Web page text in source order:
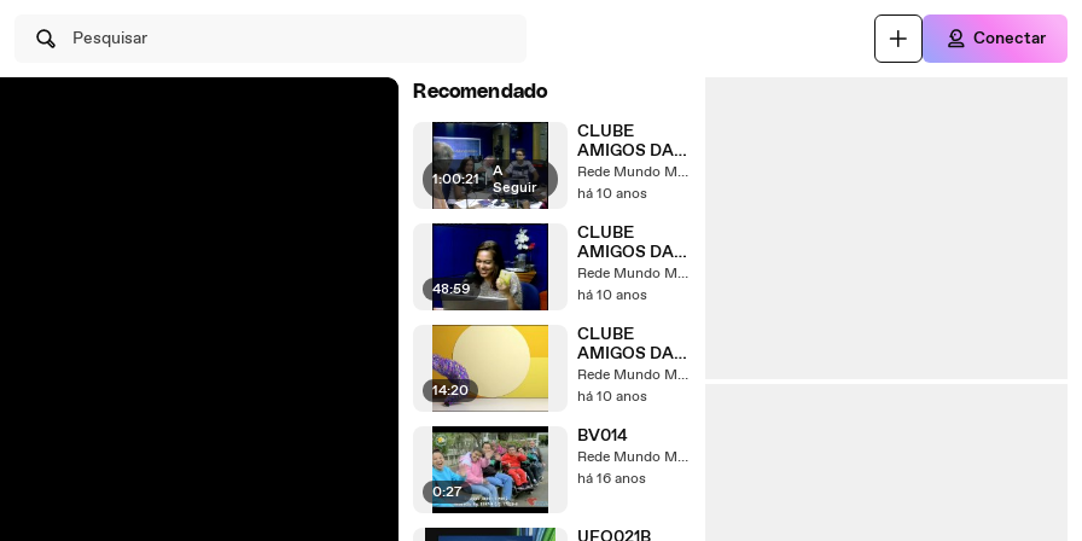
Pesquisar Conectar
Recomendado
1:00:21 | A
Seguir
CLUBE
AMIGOS DA
BOA NOVA
04
Rede Mundo Maior
há 10 anos
48:59
CLUBE
AMIGOS DA
BOA NOVA 1Rede Mundo Maior
há 10 anos
14:20
CLUBE
AMIGOS DA
BOA NOVA 2Rede Mundo Maior
há 10 anos
0:27
BV014
Rede Mundo Maior
há 16 anos